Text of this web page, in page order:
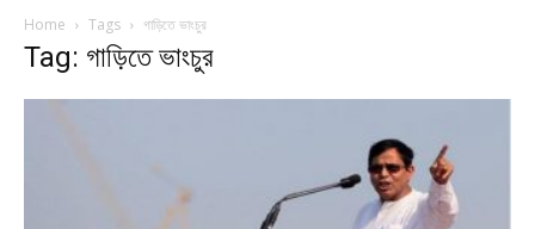
Home Tags গাড়িতে ভাংচুর
Tag: গাড়িতে ভাংচুর